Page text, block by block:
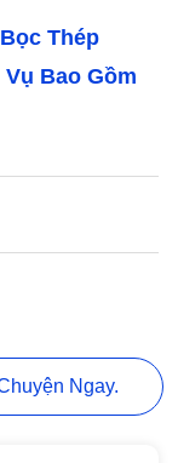
Thép
Bao Gồm
Ngay.